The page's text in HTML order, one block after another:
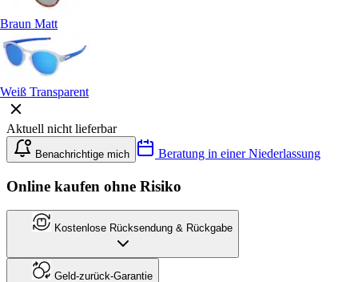
Braun Matt
Weiß Transparent
Aktuell nicht lieferbar
Benachrichtige mich Beratung in einer Niederlassung
Online kaufen ohne Risiko
Kostenlose Rücksendung & Rückgabe
Geld-zurück-Garantie